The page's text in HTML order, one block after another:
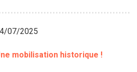
07/2025
mobilisation historique !